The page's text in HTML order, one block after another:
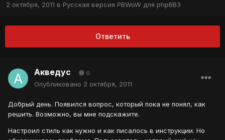
2 октября, 2011 в Русская версия PBWoW для phpBB3
Ответить
Акведус 0
Опубликовано 2 октября, 2011
Добрый день. Появился вопрос, который пока не понял, как
решить. Возможно, вы мне подскажите.
Настроил стиль как нужно и как писалось в инструкции. Но